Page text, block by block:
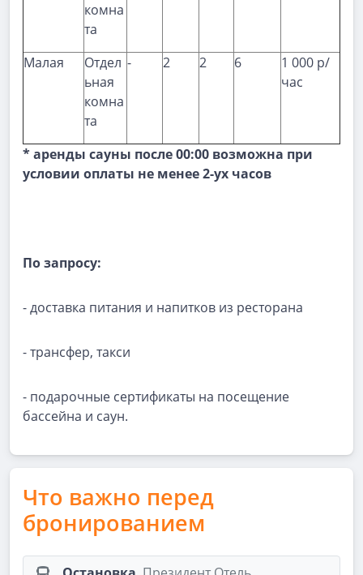
комна
та
Малая
Отдел
ьная
комна
та
- 2 2 6
1 000 р/
час
* аренды сауны после 00:00 возможна при
условии оплаты не менее 2-ух часов
По запросу:
- доставка питания и напитков из ресторана
- трансфер, такси
- подарочные сертификаты на посещение
бассейна и саун.
Что важно перед
бронированием